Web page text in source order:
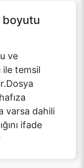
boyutu
ve
temsil
varsa dahili
ifade